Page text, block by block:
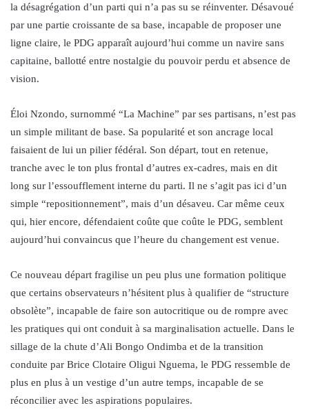
la désagrégation d’un parti qui n’a pas su se réinventer. Désavoué
par une partie croissante de sa base, incapable de proposer une
ligne claire, le PDG apparaît aujourd’hui comme un navire sans
capitaine, ballotté entre nostalgie du pouvoir perdu et absence de
vision.
Éloi Nzondo, surnommé “La Machine” par ses partisans, n’est pas
un simple militant de base. Sa popularité et son ancrage local
faisaient de lui un pilier fédéral. Son départ, tout en retenue,
tranche avec le ton plus frontal d’autres ex-cadres, mais en dit
long sur l’essoufflement interne du parti. Il ne s’agit pas ici d’un
simple “repositionnement”, mais d’un désaveu. Car même ceux
qui, hier encore, défendaient coûte que coûte le PDG, semblent
aujourd’hui convaincus que l’heure du changement est venue.
Ce nouveau départ fragilise un peu plus une formation politique
que certains observateurs n’hésitent plus à qualifier de “structure
obsolète”, incapable de faire son autocritique ou de rompre avec
les pratiques qui ont conduit à sa marginalisation actuelle. Dans le
sillage de la chute d’Ali Bongo Ondimba et de la transition
conduite par Brice Clotaire Oligui Nguema, le PDG ressemble de
plus en plus à un vestige d’un autre temps, incapable de se
réconcilier avec les aspirations populaires.